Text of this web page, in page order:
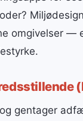
omgivelser —
gentager